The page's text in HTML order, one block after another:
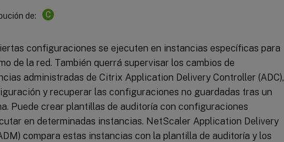
de: C
configuraciones se ejecuten en instancias específicas para
de la red. También querrá supervisar los cambios de
administradas de Citrix Application Delivery Controller (ADC),
y recuperar las configuraciones no guardadas tras un
Puede crear plantillas de auditoría con configuraciones
en determinadas instancias. NetScaler Application Delivery
compara estas instancias con la plantilla de auditoría y los